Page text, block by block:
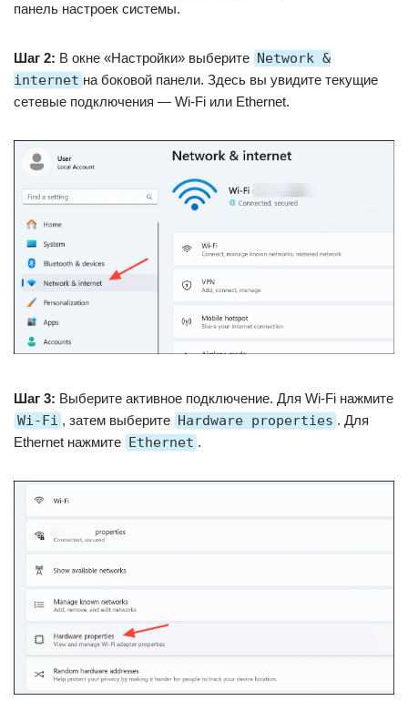
панель настроек системы.
Шаг 2: В окне «Настройки» выберите Network &
internet на боковой панели. Здесь вы увидите текущие
сетевые подключения — Wi-Fi или Ethernet.
Шаг 3: Выберите активное подключение. Для Wi-Fi нажмите
Wi-Fi , затем выберите Hardware properties . Для
Ethernet нажмите Ethernet .